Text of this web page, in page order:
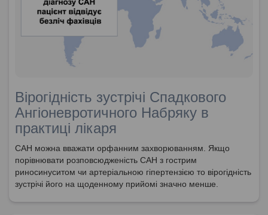
Вірогідність зустрічі Спадкового
Ангіоневротичного Набряку в
практиці лікаря
САН можна вважати орфанним захворюванням. Якщо
порівнювати розповсюдженість САН з гострим
риносинуситом чи артеріальною гіпертензією то вірогідність
зустрічі його на щоденному прийомі значно менше.